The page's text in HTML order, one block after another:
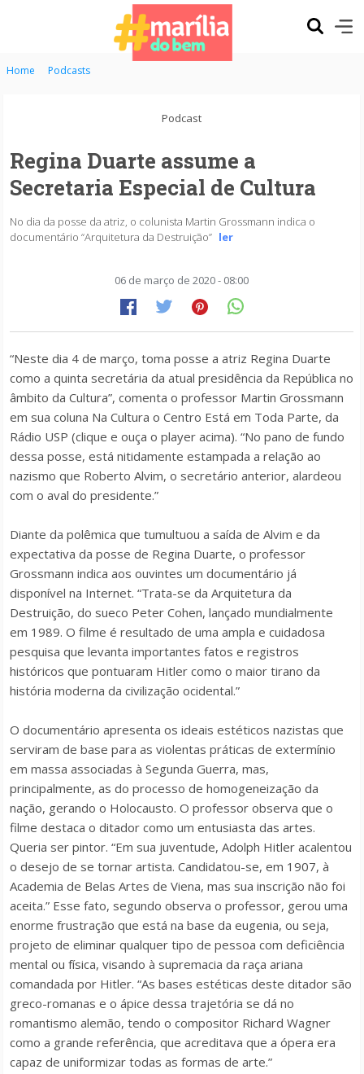
Home Podcasts
Podcast
Regina Duarte assume a
Secretaria Especial de Cultura
No dia da posse da atriz, o colunista Martin Grossmann indica o
documentário “Arquitetura da Destruição” ler
06 de março de 2020 - 08:00
“Neste dia 4 de março, toma posse a atriz Regina Duarte
como a quinta secretária da atual presidência da República no
âmbito da Cultura”, comenta o professor Martin Grossmann
em sua coluna Na Cultura o Centro Está em Toda Parte, da
Rádio USP (clique e ouça o player acima). “No pano de fundo
dessa posse, está nitidamente estampada a relação ao
nazismo que Roberto Alvim, o secretário anterior, alardeou
com o aval do presidente.”
Diante da polêmica que tumultuou a saída de Alvim e da
expectativa da posse de Regina Duarte, o professor
Grossmann indica aos ouvintes um documentário já
disponível na Internet. “Trata-se da Arquitetura da
Destruição, do sueco Peter Cohen, lançado mundialmente
em 1989. O filme é resultado de uma ampla e cuidadosa
pesquisa que levanta importantes fatos e registros
históricos que pontuaram Hitler como o maior tirano da
história moderna da civilização ocidental.”
O documentário apresenta os ideais estéticos nazistas que
serviram de base para as violentas práticas de extermínio
em massa associadas à Segunda Guerra, mas,
principalmente, as do processo de homogeneização da
nação, gerando o Holocausto. O professor observa que o
filme destaca o ditador como um entusiasta das artes.
Queria ser pintor. “Em sua juventude, Adolph Hitler acalentou
o desejo de se tornar artista. Candidatou-se, em 1907, à
Academia de Belas Artes de Viena, mas sua inscrição não foi
aceita.” Esse fato, segundo observa o professor, gerou uma
enorme frustração que está na base da eugenia, ou seja,
projeto de eliminar qualquer tipo de pessoa com deficiência
mental ou física, visando à supremacia da raça ariana
comandada por Hitler. “As bases estéticas deste ditador são
greco-romanas e o ápice dessa trajetória se dá no
romantismo alemão, tendo o compositor Richard Wagner
como a grande referência, que acreditava que a ópera era
capaz de uniformizar todas as formas de arte.”